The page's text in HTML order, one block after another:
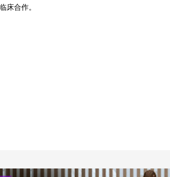
床合作。